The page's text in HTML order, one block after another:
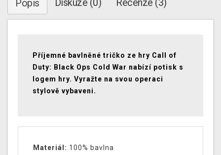
Popis Diskuze (0) Recenze (3)
Příjemné bavlněné tričko ze hry Call of
Duty: Black Ops Cold War nabízí potisk s
logem hry. Vyražte na svou operaci
stylově vybaveni.
Materiál: 100% bavlna